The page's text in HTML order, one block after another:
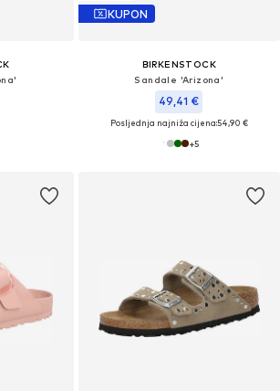
KUPON
BIRKENSTOCK
Sandale 'Arizona'
49,41 €
Posljednja najniža cijena:54,90 €
+5